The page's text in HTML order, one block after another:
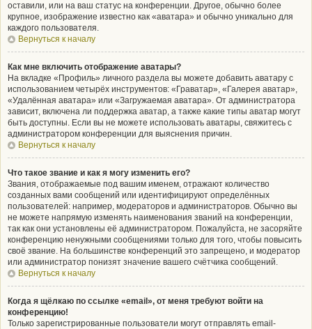
оставили, или на ваш статус на конференции. Другое, обычно более
крупное, изображение известно как «аватара» и обычно уникально для
каждого пользователя.
Вернуться к началу
Как мне включить отображение аватары?
На вкладке «Профиль» личного раздела вы можете добавить аватару с
использованием четырёх инструментов: «Граватар», «Галерея аватар»,
«Удалённая аватара» или «Загружаемая аватара». От администратора
зависит, включена ли поддержка аватар, а также какие типы аватар могут
быть доступны. Если вы не можете использовать аватары, свяжитесь с
администратором конференции для выяснения причин.
Вернуться к началу
Что такое звание и как я могу изменить его?
Звания, отображаемые под вашим именем, отражают количество
созданных вами сообщений или идентифицируют определённых
пользователей: например, модераторов и администраторов. Обычно вы
не можете напрямую изменять наименования званий на конференции,
так как они установлены её администратором. Пожалуйста, не засоряйте
конференцию ненужными сообщениями только для того, чтобы повысить
своё звание. На большинстве конференций это запрещено, и модератор
или администратор понизят значение вашего счётчика сообщений.
Вернуться к началу
Когда я щёлкаю по ссылке «email», от меня требуют войти на
конференцию!
Только зарегистрированные пользователи могут отправлять email-